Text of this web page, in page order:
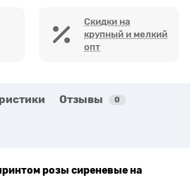
Скидки на
крупный и мелкий
опт
Отзывы 0
розы сиреневые на